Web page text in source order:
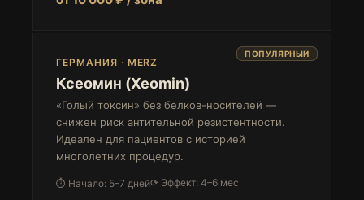
ПОПУЛЯРНЫЙ
ГЕРМАНИЯ · MERZ
Ксеомин (Xeomin)
«Голый токсин» без белков-носителей —
снижен риск антительной резистентности.
Идеален для пациентов с историей
многолетних процедур.
⏱ Начало: 5–7 дней⟳ Эффект: 4–6 мес